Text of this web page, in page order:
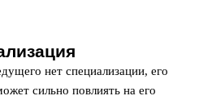
нет специализации, его
сильно повлиять на его